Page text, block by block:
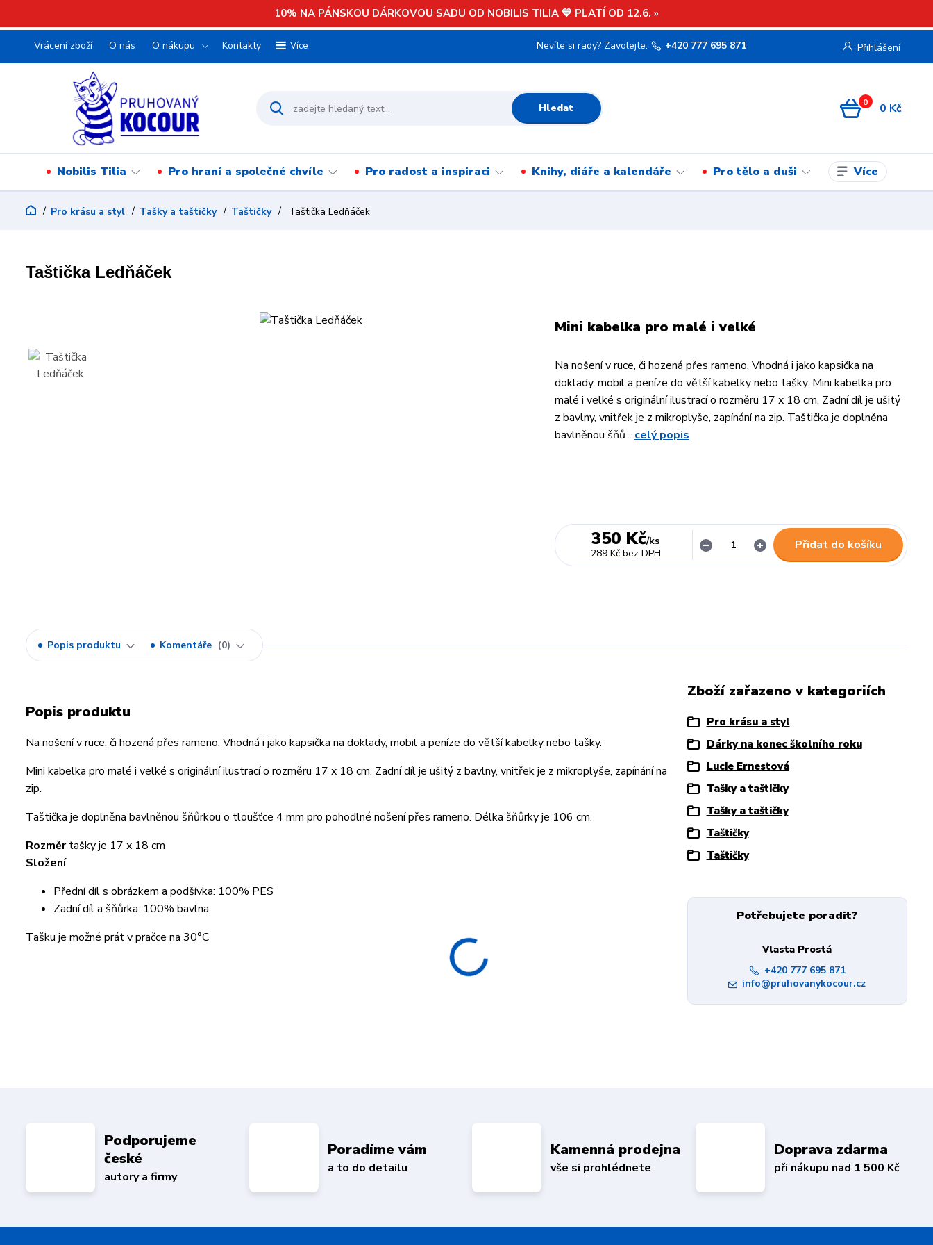
10% NA PÁNSKOU DÁRKOVOU SADU OD NOBILIS TILIA 💙 PLATÍ OD 12.6. »
Vrácení zboží O nás O nákupu Kontakty Více Přihlášení
Hledat
Nevíte si rady? Zavolejte. +420 777 695 871
0 0 Kč
Nobilis Tilia Pro hraní a společné chvíle Pro radost a inspiraci Knihy, diáře a kalendáře Pro tělo a duši Více
Pro krásu a styl Tašky a taštičky Taštičky Taštička Ledňáček
Taštička Ledňáček
Mini kabelka pro malé i velké
Na nošení v ruce, či hozená přes rameno. Vhodná i jako kapsička na
doklady, mobil a peníze do větší kabelky nebo tašky. Mini kabelka pro
malé i velké s originální ilustrací o rozměru 17 x 18 cm. Zadní díl je ušitý
z bavlny, vnitřek je z mikroplyše, zapínání na zip. Taštička je doplněna
bavlněnou šňů... celý popis
350 Kč/ks
289 Kč bez DPH
Přidat do košíku
Popis produktu Komentáře 0
Popis produktu
Na nošení v ruce, či hozená přes rameno. Vhodná i jako kapsička na doklady, mobil a peníze do větší kabelky nebo tašky.
Mini kabelka pro malé i velké s originální ilustrací o rozměru 17 x 18 cm. Zadní díl je ušitý z bavlny, vnitřek je z mikroplyše, zapínání na
zip.
Taštička je doplněna bavlněnou šňůrkou o tloušťce 4 mm pro pohodlné nošení přes rameno. Délka šňůrky je 106 cm.
Rozměrtašky je 17 x 18 cm
Složení
Přední díl s obrázkem a podšívka: 100% PES
Zadní díl a šňůrka: 100% bavlna
Tašku je možné prát v pračce na 30°C
Zboží zařazeno v kategoriích
Pro krásu a styl
Dárky na konec školního roku
Lucie Ernestová
Tašky a taštičky
Tašky a taštičky
Taštičky
Taštičky
Potřebujete poradit?
Vlasta Prostá
+420 777 695 871
info@pruhovanykocour.cz
Podporujeme
české
autory a firmy
Poradíme vám
a to do detailu
Kamenná prodejna
vše si prohlédnete
Doprava zdarma
při nákupu nad 1 500 Kč